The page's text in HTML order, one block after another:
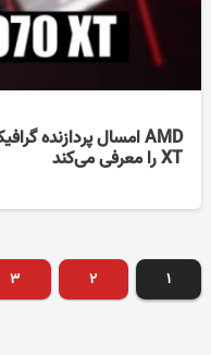
XT را معرفی می‌کند
۱ ۲ ۳